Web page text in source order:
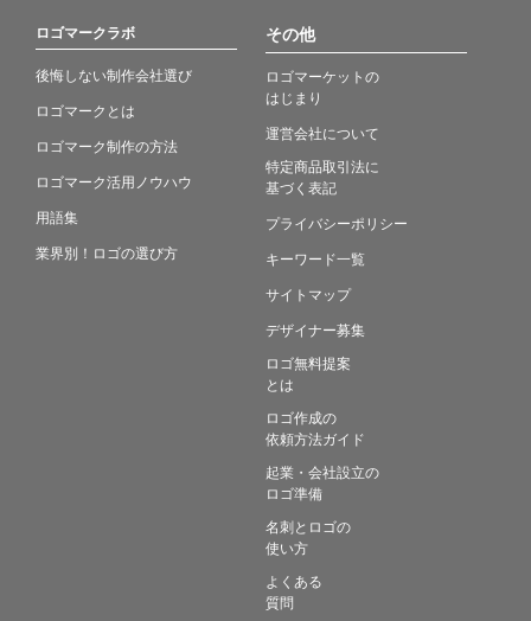
ロゴマークラボ
後悔しない制作会社選び
ロゴマークとは
ロゴマーク制作の方法
ロゴマーク活用ノウハウ
用語集
業界別！ロゴの選び方
その他
ロゴマーケットの
はじまり
運営会社について
特定商品取引法に
基づく表記
プライバシーポリシー
キーワード一覧
サイトマップ
デザイナー募集
ロゴ無料提案
とは
ロゴ作成の
依頼方法ガイド
起業・会社設立の
ロゴ準備
名刺とロゴの
使い方
よくある
質問